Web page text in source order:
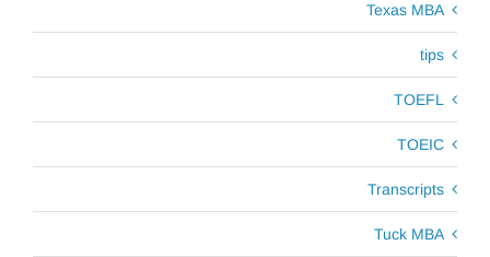
Texas MBA
tips
TOEFL
TOEIC
Transcripts
Tuck MBA